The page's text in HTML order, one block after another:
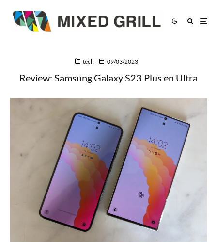
tech 09/03/2023
Review: Samsung Galaxy S23 Plus en Ultra